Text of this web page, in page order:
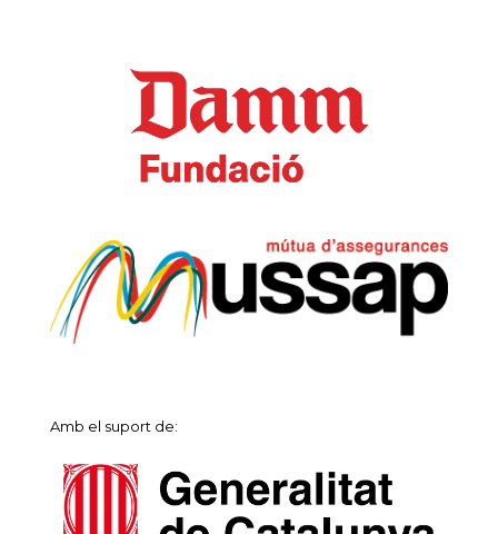
Amb el suport de: